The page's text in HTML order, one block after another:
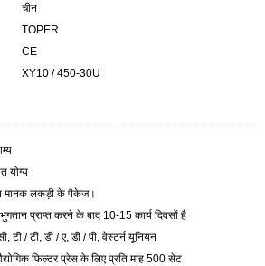
चीन
TOPER
CE
XY10 / 450-30U
योग्य
मानक लकड़ी के पैकेज।
प्राप्त करने के बाद 10-15 कार्य दिवसों है
टी / टी, डी / ए, डी / पी, वेस्टर्न यूनियन
फिल्टर प्रेस के लिए प्रति माह 500 सेट